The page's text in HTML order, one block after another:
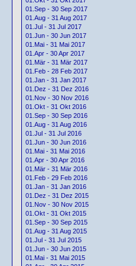
01.Sep - 30 Sep 2017
01.Aug - 31 Aug 2017
01.Jul - 31 Jul 2017
01.Jun - 30 Jun 2017
01.Mai - 31 Mai 2017
01.Apr - 30 Apr 2017
01.Mär - 31 Mär 2017
01.Feb - 28 Feb 2017
01.Jan - 31 Jan 2017
01.Dez - 31 Dez 2016
01.Nov - 30 Nov 2016
01.Okt - 31 Okt 2016
01.Sep - 30 Sep 2016
01.Aug - 31 Aug 2016
01.Jul - 31 Jul 2016
01.Jun - 30 Jun 2016
01.Mai - 31 Mai 2016
01.Apr - 30 Apr 2016
01.Mär - 31 Mär 2016
01.Feb - 29 Feb 2016
01.Jan - 31 Jan 2016
01.Dez - 31 Dez 2015
01.Nov - 30 Nov 2015
01.Okt - 31 Okt 2015
01.Sep - 30 Sep 2015
01.Aug - 31 Aug 2015
01.Jul - 31 Jul 2015
01.Jun - 30 Jun 2015
01.Mai - 31 Mai 2015